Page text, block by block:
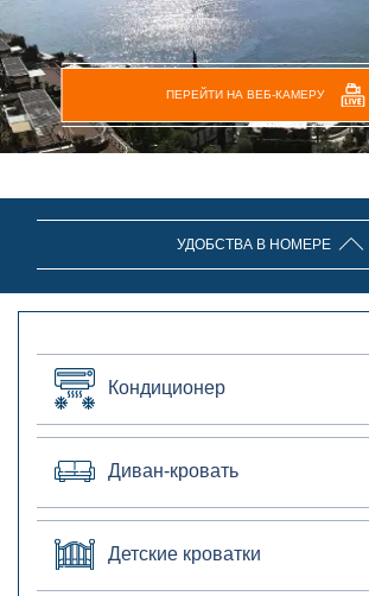
ПЕРЕЙТИ НА ВЕБ-КАМЕРУ
УДОБСТВА В НОМЕРЕ
Кондиционер
Диван-кровать
Детские кроватки